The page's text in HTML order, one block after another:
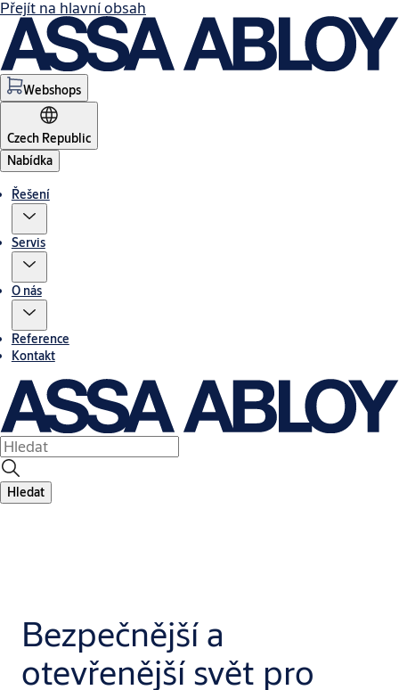
Přejít na hlavní obsah
Webshops
Czech Republic
Nabídka
Řešení
Servis
O nás
Reference
Kontakt
Hledat
Bezpečnější a
otevřenější svět pro